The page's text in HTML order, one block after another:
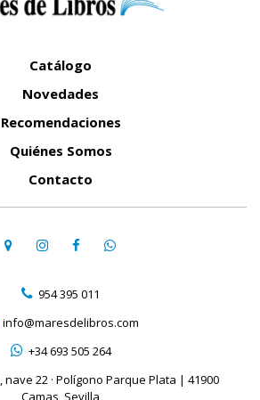
Catálogo
Novedades
Recomendaciones
Quiénes Somos
Contacto
954 395 011
info@maresdelibros.com
+34 693 505 264
nave 22 · Polígono Parque Plata | 41900
Camas, Sevilla